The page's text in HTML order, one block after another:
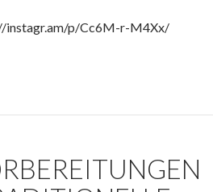
instagr.am/p/Cc6M-r-M4Xx/